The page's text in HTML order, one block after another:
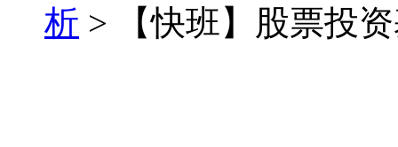
析 > 【快班】股票投